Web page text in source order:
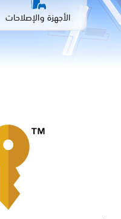
الأجهزة والإصلاحات